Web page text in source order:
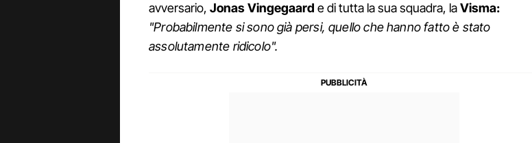
avversario, Jonas Vingegaard e di tutta la sua squadra, laVisma:
"Probabilmente si sono già persi, quello che hanno fatto è stato
assolutamente ridicolo".